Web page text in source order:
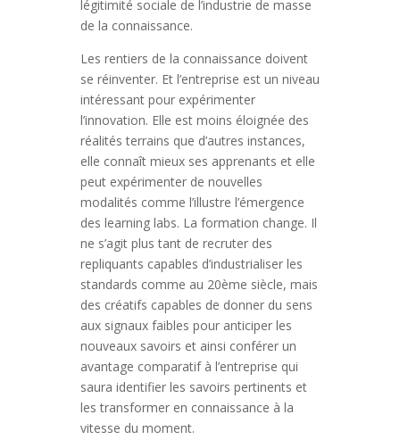
légitimité sociale de l’industrie de masse
de la connaissance.
Les rentiers de la connaissance doivent
se réinventer. Et l’entreprise est un niveau
intéressant pour expérimenter
l’innovation. Elle est moins éloignée des
réalités terrains que d’autres instances,
elle connaît mieux ses apprenants et elle
peut expérimenter de nouvelles
modalités comme l’illustre l’émergence
des learning labs. La formation change. Il
ne s’agit plus tant de recruter des
repliquants capables d’industrialiser les
standards comme au 20ème siècle, mais
des créatifs capables de donner du sens
aux signaux faibles pour anticiper les
nouveaux savoirs et ainsi conférer un
avantage comparatif à l’entreprise qui
saura identifier les savoirs pertinents et
les transformer en connaissance à la
vitesse du moment.